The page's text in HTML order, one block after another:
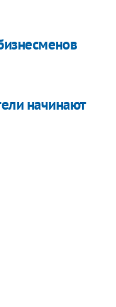
начинают